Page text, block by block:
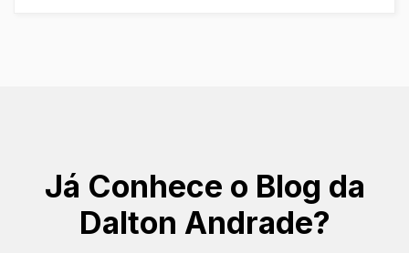
Já Conhece o Blog da
Dalton Andrade?